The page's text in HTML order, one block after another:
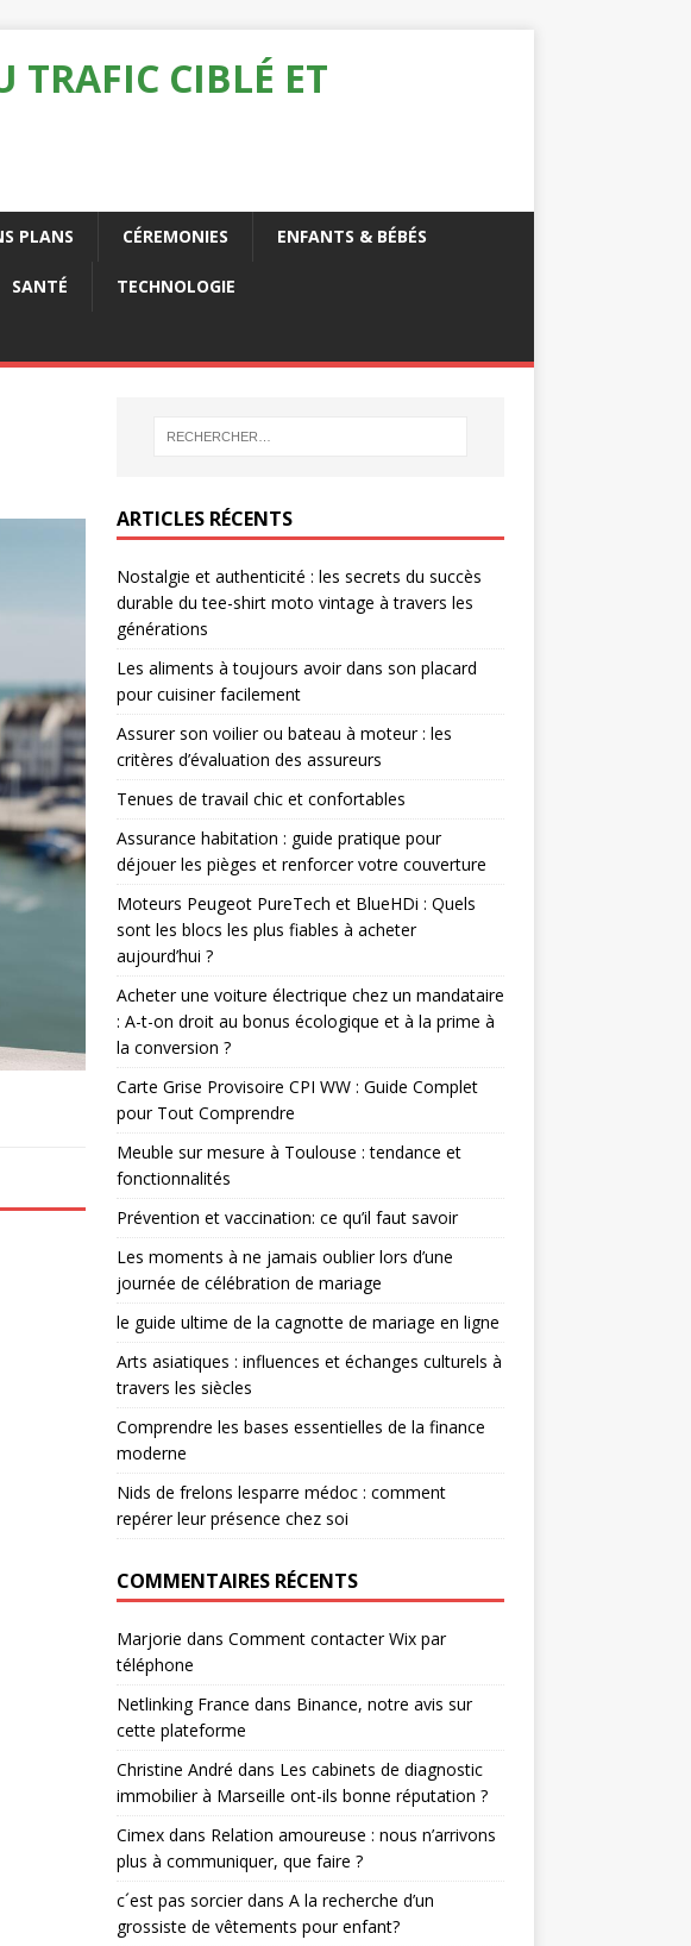
TRAFIC CIBLÉ ET
PLANS CÉREMONIES ENFANTS & BÉBÉS
SANTÉ TECHNOLOGIE
ARTICLES RÉCENTS
Nostalgie et authenticité : les secrets du succès
durable du tee-shirt moto vintage à travers les
générations
Les aliments à toujours avoir dans son placard
pour cuisiner facilement
Assurer son voilier ou bateau à moteur : les
critères d’évaluation des assureurs
Tenues de travail chic et confortables
Assurance habitation : guide pratique pour
déjouer les pièges et renforcer votre couverture
Moteurs Peugeot PureTech et BlueHDi : Quels
sont les blocs les plus fiables à acheter
aujourd’hui ?
Acheter une voiture électrique chez un mandataire
: A-t-on droit au bonus écologique et à la prime à
la conversion ?
Carte Grise Provisoire CPI WW : Guide Complet
pour Tout Comprendre
Meuble sur mesure à Toulouse : tendance et
fonctionnalités
Prévention et vaccination: ce qu’il faut savoir
Les moments à ne jamais oublier lors d’une
journée de célébration de mariage
le guide ultime de la cagnotte de mariage en ligne
Arts asiatiques : influences et échanges culturels à
travers les siècles
Comprendre les bases essentielles de la finance
moderne
Nids de frelons lesparre médoc : comment
repérer leur présence chez soi
COMMENTAIRES RÉCENTS
Marjorie dans Comment contacter Wix par
téléphone
Netlinking France dans Binance, notre avis sur
cette plateforme
Christine André dans Les cabinets de diagnostic
immobilier à Marseille ont-ils bonne réputation ?
Cimexdans Relation amoureuse : nous n’arrivons
plus à communiquer, que faire ?
c´est pas sorcierdans A la recherche d’un
grossiste de vêtements pour enfant?